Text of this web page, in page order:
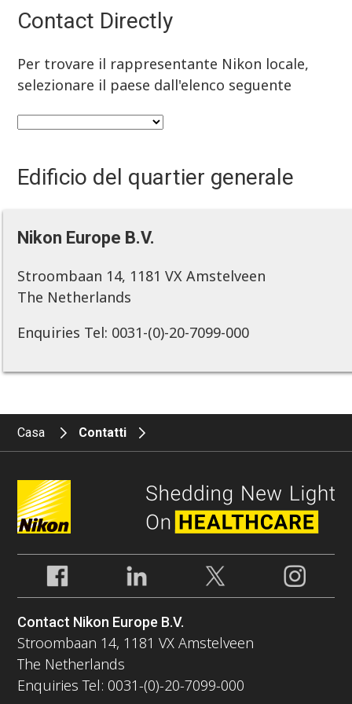
Contact Directly
Per trovare il rappresentante Nikon locale,
selezionare il paese dall'elenco seguente
Edificio del quartier generale
Nikon Europe B.V.
Stroombaan 14, 1181 VX Amstelveen
The Netherlands
Enquiries Tel: 0031-(0)-20-7099-000
Casa Contatti
Contact Nikon Europe B.V.
Stroombaan 14, 1181 VX Amstelveen
The Netherlands
Enquiries Tel: 0031-(0)-20-7099-000